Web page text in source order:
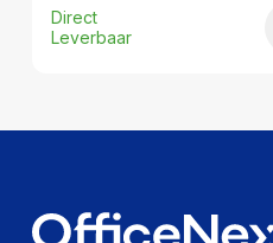
Breedte:
Per doos
Direct
Leverbaar